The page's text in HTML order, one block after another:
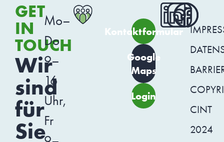
GET
IN
TOUCH
Wir
sind
für
Sie
Mo–
Do
9–
16
Uhr,
Fr
Kontaktformular
Google
Maps
Login
CINT
2024